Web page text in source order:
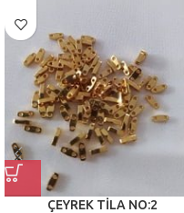
ÇEYREK TİLA NO:2